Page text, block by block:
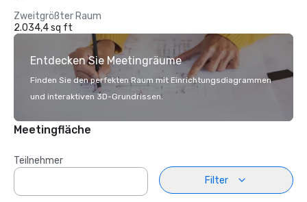
Zweitgrößter Raum
2.034,4 sq ft
Entdecken Sie Meetingräume
Finden Sie den perfekten Raum mit Einrichtungsdiagrammen
und interaktiven 3D-Grundrissen.
Meetingfläche
Teilnehmer
Filter